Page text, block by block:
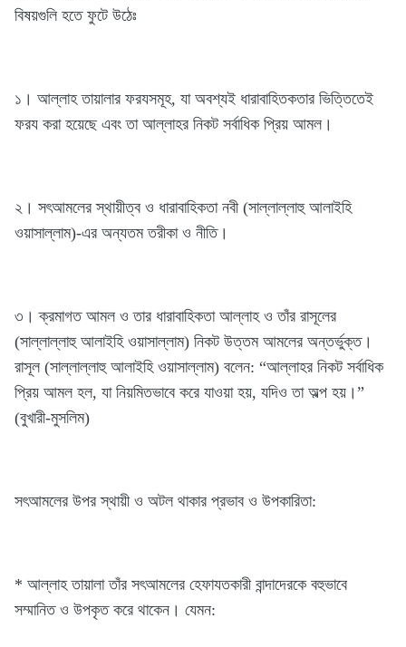
বিষয়গুলি হতে ফুটে উঠেঃ
১। আল্লাহ তায়ালার ফরযসমূহ, যা অবশ্যই ধারাবাহিতকতার ভিত্তিতেই
ফরয করা হয়েছে এবং তা আল্লাহর নিকট সর্বাধিক প্রিয় আমল।
২। সৎআমলের স্থায়ীত্ব ও ধারাবাহিকতা নবী (সাল্লাল্লাহু আলাইহি
ওয়াসাল্লাম)-এর অন্যতম তরীকা ও নীতি।
৩। ক্রমাগত আমল ও তার ধারাবাহিকতা আল্লাহ ও তাঁর রাসূলের
(সাল্লাল্লাহু আলাইহি ওয়াসাল্লাম) নিকট উত্তম আমলের অন্তর্ভুক্ত।
রাসূল (সাল্লাল্লাহু আলাইহি ওয়াসাল্লাম) বলেন: “আল্লাহর নিকট সর্বাধিক
প্রিয় আমল হল, যা নিয়মিতভাবে করে যাওয়া হয়, যদিও তা অল্প হয়।”
(বুখারী-মুসলিম)
সৎআমলের উপর স্থায়ী ও অটল থাকার প্রভাব ও উপকারিতা:
* আল্লাহ তায়ালা তাঁর সৎআমলের হেফাযতকারী বান্দাদেরকে বহুভাবে
সম্মানিত ও উপকৃত করে থাকেন। যেমন: